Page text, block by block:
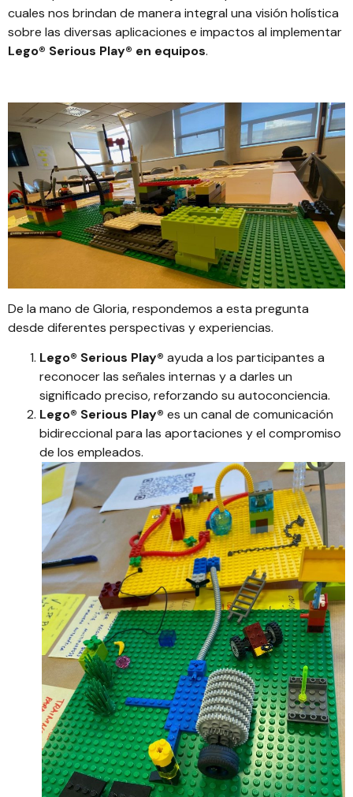
cuales nos brindan de manera integral una visión holística
sobre las diversas aplicaciones e impactos al implementar
Lego® Serious Play® en equipos.
De la mano de Gloria, respondemos a esta pregunta
desde diferentes perspectivas y experiencias.
Lego® Serious Play® ayuda a los participantes a
reconocer las señales internas y a darles un
significado preciso, reforzando su autoconciencia.
Lego® Serious Play® es un canal de comunicación
bidireccional para las aportaciones y el compromiso
de los empleados.